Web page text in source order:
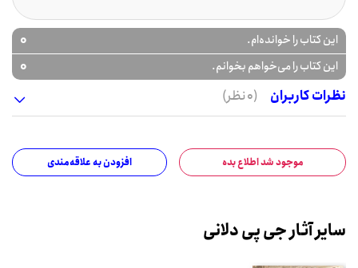
این کتاب را خوانده‌ام. 0
این کتاب را می‌خواهم بخوانم.
0
نظرات کاربران
(0 نظر)
موجود شد اطلاع بده افزودن به علاقه‌مندی
سایر آثار جی پی دلانی